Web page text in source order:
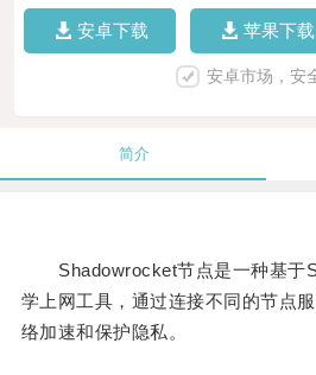
安卓下载 苹果下载
安卓市场，安
简介
Shadowrocket节点是一种基于
学上网工具，通过连接不同的节点
络加速和保护隐私。